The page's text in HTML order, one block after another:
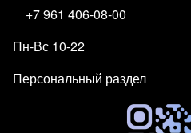
+7 961 406-08-00
Пн-Вс 10-22
Персональный раздел